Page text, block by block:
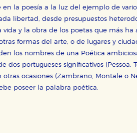
la poesía a la luz del ejemplo de
libertad, desde presupuestos
y la obra de los poetas que más
formas del arte, o de lugares y
los nombres de una Poética
dos portugueses significativos
ocasiones (Zambrano, Montale o
poseer la palabra poética.